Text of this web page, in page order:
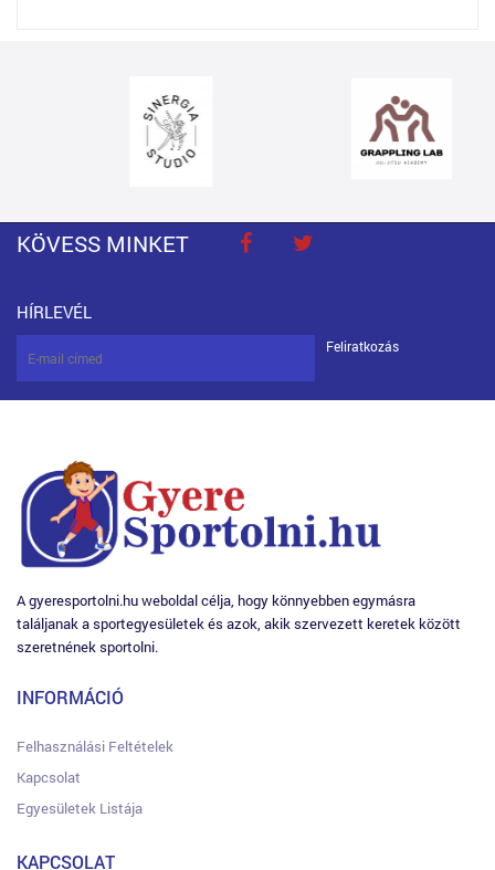
KÖVESS MINKET
HÍRLEVÉL
Feliratkozás
A gyeresportolni.hu weboldal célja, hogy könnyebben egymásra
találjanak a sportegyesületek és azok, akik szervezett keretek között
szeretnének sportolni.
INFORMÁCIÓ
Felhasználási Feltételek
Kapcsolat
Egyesületek Listája
KAPCSOLAT